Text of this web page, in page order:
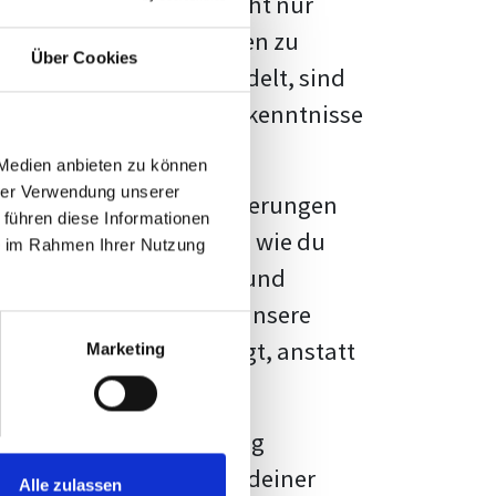
Über Cookies
anbieten zu können
Verwendung unserer
diese Informationen
Rahmen Ihrer Nutzung
Marketing
Alle zulassen
Fakten und Quellen zu
handelt, sind
und Erkenntnisse
vor diesen Herausforderungen
kannst, sondern auch, wie du
Formatierung und
Erwartungen, und unsere
Vorlage zeigt, anstatt
große Herausforderung
wird die Formatierung deiner